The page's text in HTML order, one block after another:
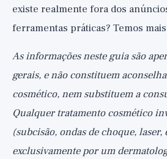
existe realmente fora dos
ferramentas práticas? Temos
As informações neste guia são
gerais, e não constituem
cosmético, nem substituem a
Qualquer tratamento cosmético
(subcisão, ondas de choque,
exclusivamente por um